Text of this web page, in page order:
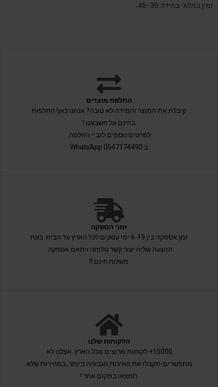
זמין במלאי במידה 45-36.
החלפת מוצרים
קיבלת את המוצר והמידה לא טובה? אנחנו כאן! החלפות
בחינם על חשבוננו !
לפרטים נוספים לגביי החלפה:
ב 0547174490 WhatsApp
זמני הספקה
זמן אספקה בין 6-19 ימי עסקים לכל הארץ עד הבית. בעת
ההגעה שליח יצור קשר טלפוני ויתאם אספקה.
משלוח חינם !!
הלקוחות שלנו
15000+ לקוחות מרוצים מכל הארץ. אצלנו לא
מתפשרים-תקבלו את האיכות הגבוהה ביותר, במהירות שלא
תמצאו במקום אחר !